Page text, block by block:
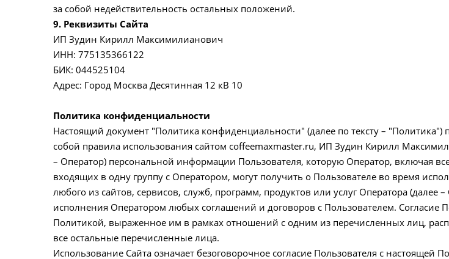
за собой недействительность остальных положений.
9. Реквизиты Сайта
ИП Зудин Кирилл Максимилианович
ИНН: 775135366122
БИК: 044525104
Адрес: Город Москва Десятинная 12 кВ 10
Политика конфиденциальности
Настоящий документ "Политика конфиденциальности" (далее по тексту – "Политика")
собой правила использования сайтом coffeemaxmaster.ru, ИП Зудин Кирилл
– Оператор) персональной информации Пользователя, которую Оператор, включая
входящих в одну группу с Оператором, могут получить о Пользователе во время
любого из сайтов, сервисов, служб, программ, продуктов или услуг Оператора (далее –
исполнения Оператором любых соглашений и договоров с Пользователем. Согласие
Политикой, выраженное им в рамках отношений с одним из перечисленных лиц,
все остальные перечисленные лица.
Использование Сайта означает безоговорочное согласие Пользователя с настоящей